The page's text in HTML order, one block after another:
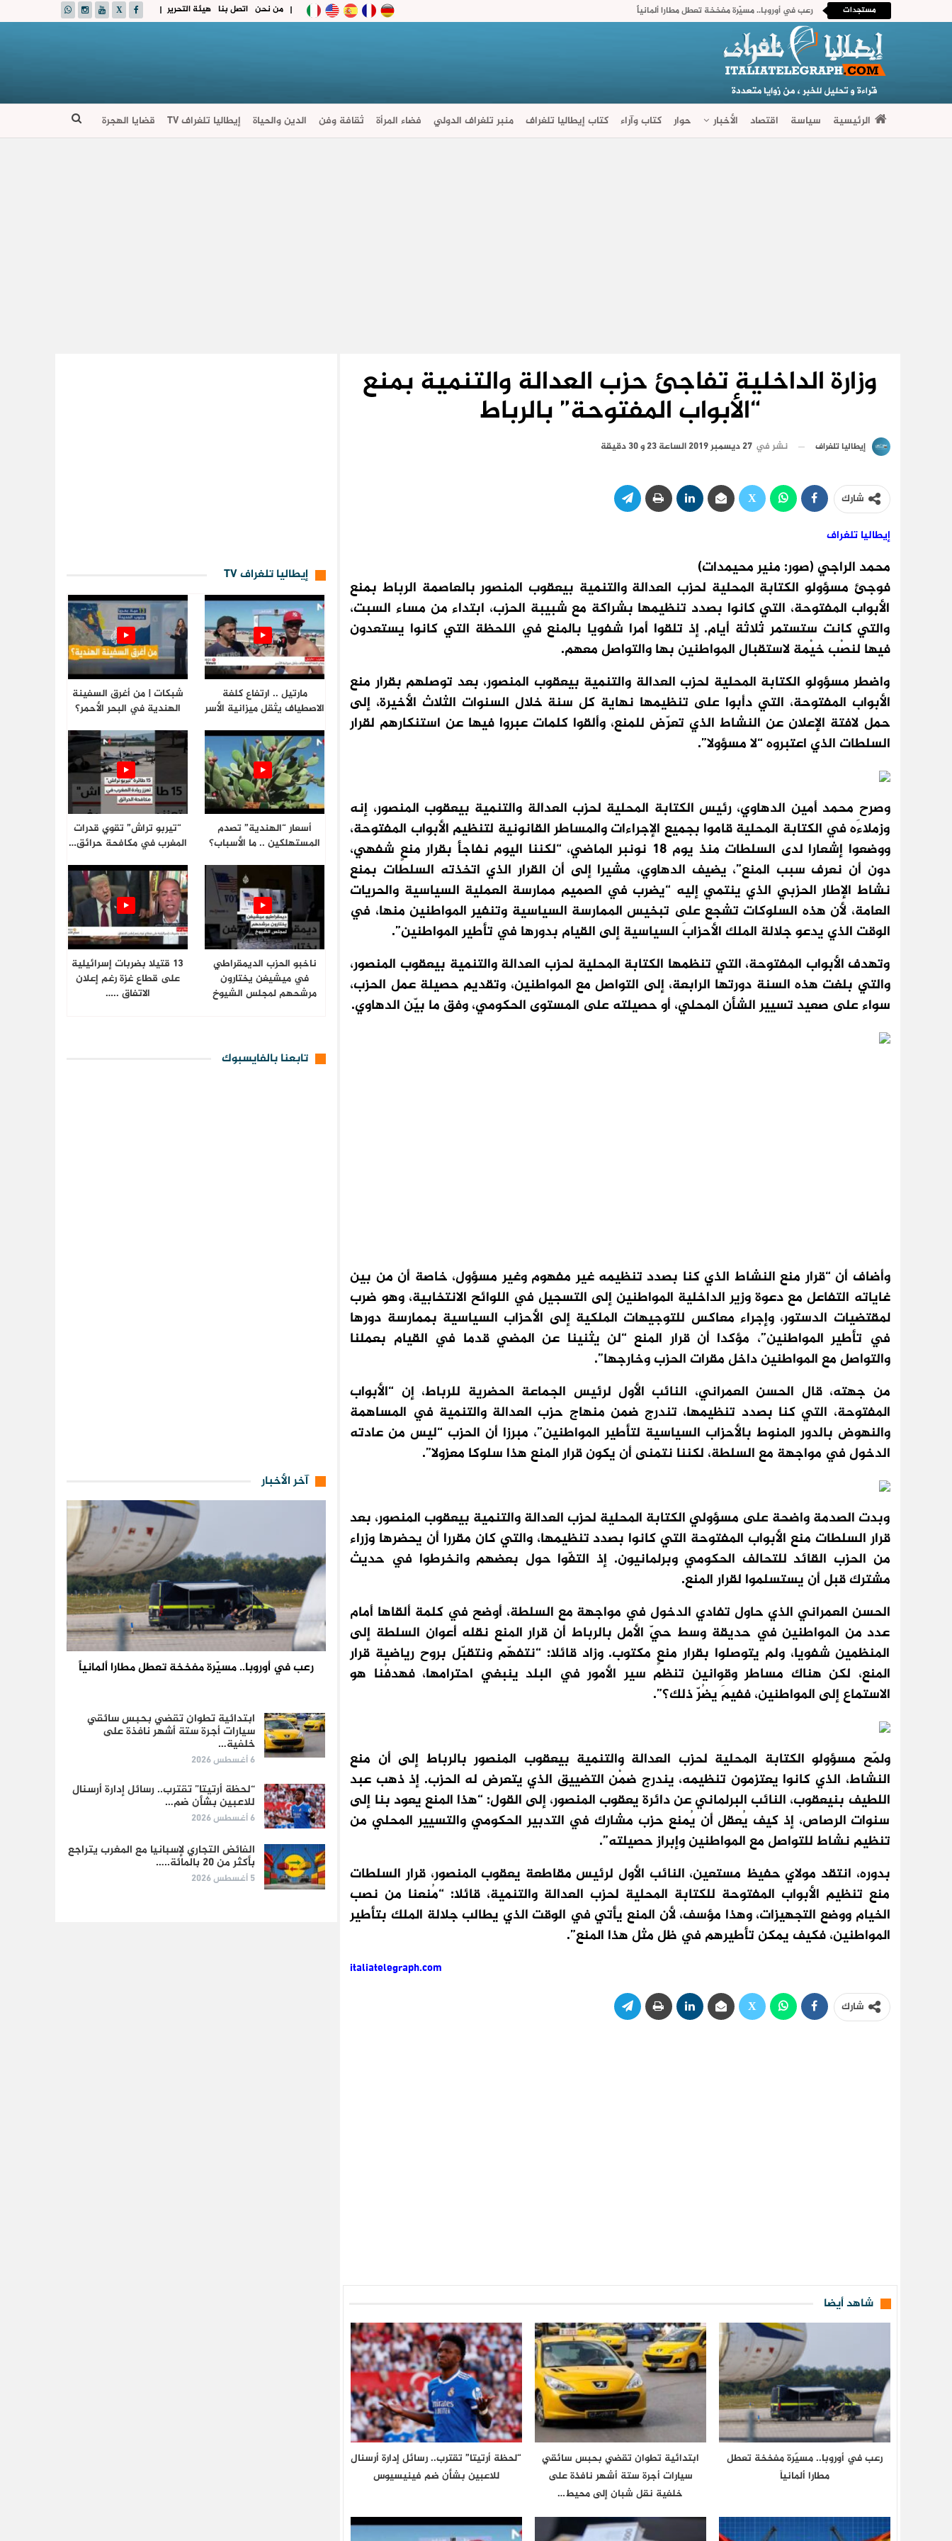
| هيئة التحرير اتصل بنا من نحن | مستجدات رعب في أوروبا.. مسيّرة مفخخة تعطل مطارا ألمانياً
الرئيسية سياسة اقتصاد الأخبار حوار كتاب وآراء كتاب إيطاليا تلغراف منبر تلغراف الدولي فضاء المرأة ثقافة وفن الدين والحياة إيطاليا تلغراف TV قضايا الهجرة
وزارة الداخلية تفاجئ حزب العدالة والتنمية بمنع
“الأبواب المفتوحة” بالرباط
إيطاليا تلغراف نشر في 27 ديسمبر 2019 الساعة 23 و 30 دقيقة
شارك
إيطاليا تلغراف
محمد الراجي (صور: منير محيمدات)
فوجئ مسؤولو الكتابة المحلية لحزب العدالة والتنمية بيعقوب المنصور بالعاصمة الرباط بمنع
الأبواب المفتوحة، التي كانوا بصدد تنظيمها بشراكة مع شبيبة الحزب، ابتداء من مساء السبت،
والتي كانت ستستمر ثلاثة أيام. إذ تلقوا أمرا شفويا بالمنع في اللحظة التي كانوا يستعدون
فيها لنصْب خيْمة لاستقبال المواطنين بها والتواصل معهم.
واضطر مسؤولو الكتابة المحلية لحزب العدالة والتنمية بيعقوب المنصور، بعد توصلهم بقرار منع
الأبواب المفتوحة، التي دأبوا على تنظيمها نهاية كل سنة خلال السنوات الثلاث الأخيرة، إلى
حمل لافتة الإعلان عن النشاط الذي تعرّض للمنع، وألقوا كلمات عبروا فيها عن استنكارهم لقرار
السلطات الذي اعتبروه “لا مسؤولا”.
وصرح محمد أمين الدهاوي، رئيس الكتابة المحلية لحزب العدالة والتنمية بيعقوب المنصور، إنه
وزملاءَه في الكتابة المحلية قاموا بجميع الإجراءات والمساطر القانونية لتنظيم الأبواب المفتوحة،
ووضعوا إشعارا لدى السلطات منذ يوم 18 نونبر الماضي، “لكننا اليوم نفاجأ بقرار منعٍ شفهي،
دون أن نعرف سبب المنع”، يضيف الدهاوي، مشيرا إلى أن القرار الذي اتخذته السلطات بمنع
نشاط الإطار الحزبي الذي ينتمي إليه “يضرب في الصميم ممارسة العملية السياسية والحريات
العامة، لأن هذه السلوكات تشجع على تبخيس الممارسة السياسية وتنفير المواطنين منها، في
الوقت الذي يدعو جلالة الملك الأحزابَ السياسية إلى القيام بدورها في تأطير المواطنين”.
وتهدف الأبواب المفتوحة، التي تنظمها الكتابة المحلية لحزب العدالة والتنمية بيعقوب المنصور،
والتي بلغت هذه السنة دورتها الرابعة، إلى التواصل مع المواطنين، وتقديم حصيلة عمل الحزب،
سواء على صعيد تسيير الشأن المحلي، أو حصيلته على المستوى الحكومي، وفق ما بيّن الدهاوي.
وأضاف أن “قرار منع النشاط الذي كنا بصدد تنظيمه غير مفهوم وغير مسؤول، خاصة أن من بين
غاياته التفاعل مع دعوة وزير الداخلية المواطنين إلى التسجيل في اللوائح الانتخابية، وهو ضرب
لمقتضيات الدستور، وإجراء معاكس للتوجيهات الملكية إلى الأحزاب السياسية بممارسة دورها
في تأطير المواطنين”، مؤكدا أن قرار المنع “لن يثنينا عن المضي قدما في القيام بعملنا
والتواصل مع المواطنين داخل مقرات الحزب وخارجها”.
من جهته، قال الحسن العمراني، النائب الأول لرئيس الجماعة الحضرية للرباط، إن “الأبواب
المفتوحة، التي كنا بصدد تنظيمها، تندرج ضمن منهاج حزب العدالة والتنمية في المساهمة
والنهوض بالدور المنوط بالأحزاب السياسية لتأطير المواطنين”، مبرزا أن الحزب “ليس من عادته
الدخول في مواجهة مع السلطة، لكننا نتمنى أن يكون قرار المنع هذا سلوكا معزولا”.
وبدت الصدمة واضحة على مسؤولي الكتابة المحلية لحزب العدالة والتنمية بيعقوب المنصور، بعد
قرار السلطات منع الأبواب المفتوحة التي كانوا بصدد تنظيمها، والتي كان مقررا أن يحضرها وزراء
من الحزب القائد للتحالف الحكومي وبرلمانيون. إذ التفّوا حول بعضهم وانخرطوا في حديث
مشترك قبل أن يستسلموا لقرار المنع.
الحسن العمراني الذي حاول تفادي الدخول في مواجهة مع السلطة، أوضح في كلمة ألقاها أمام
عدد من المواطنين في حديقة وسط حيّ الأمل بالرباط أن قرار المنع نقله أعوان السلطة إلى
المنظمين شفويا، ولم يتوصلوا بقرار منعٍ مكتوب. وزاد قائلا: “نتفهّم ونتقبّل بروح رياضية قرار
المنع، لكن هناك مساطر وقوانين تنظم سير الأمور في البلد ينبغي احترامها، فهدفُنا هو
الاستماع إلى المواطنين، ففيمَ يضُرّ ذلك؟”.
ولمّح مسؤولو الكتابة المحلية لحزب العدالة والتنمية بيعقوب المنصور بالرباط إلى أن منع
النشاط، الذي كانوا يعتزمون تنظيمه، يندرج ضمْن التضييق الذي يتعرض له الحزب. إذ ذهب عبد
اللطيف بنيعقوب، النائب البرلماني عن دائرة يعقوب المنصور، إلى القول: “هذا المنع يعود بنا إلى
سنوات الرصاص، إذ كيف يُعقل أن يُمنع حزب مشارك في التدبير الحكومي والتسيير المحلي من
تنظيم نشاط للتواصل مع المواطنين وإبراز حصيلته”.
بدوره، انتقد مولاي حفيظ مستعين، النائب الأول لرئيس مقاطعة يعقوب المنصور، قرار السلطات
منع تنظيم الأبواب المفتوحة للكتابة المحلية لحزب العدالة والتنمية، قائلا: “مُنعنا من نصب
الخيام ووضع التجهيزات، وهذا مؤسف، لأن المنع يأتي في الوقت الذي يطالب جلالة الملك بتأطير
المواطنين، فكيف يمكن تأطيرهم في ظل مثل هذا المنع”.
italiatelegraph.com
شارك
شاهد أيضا
رعب في أوروبا.. مسيّرة مفخخة تعطل
مطارا ألمانياً
ابتدائية تطوان تقضي بحبس سائقي
سيارات أجرة ستة أشهر نافذة على
خلفية نقل شبان إلى محيط…
“لحظة أرتيتا” تقترب.. رسائل إدارة أرسنال
للاعبين بشأن ضم فينيسيوس
إيطاليا تلغراف TV
مارتيل .. ارتفاع كلفة
الاصطياف يثقل ميزانية الأسر
شبكات | من أغرق السفينة
الهندية في البحر الأحمر؟
أسعار “الهندية” تصدم
المستهلكين .. ما الأسباب؟
“تيربو تراش” تقوي قدرات
المغرب في مكافحة حرائق…
ناخبو الحزب الديمقراطي
في ميشيغن يختارون
مرشحهم لمجلس الشيوخ
13 قتيلا بضربات إسرائيلية
على قطاع غزة رغم إعلان
الاتفاق ..…
تابعنا بالفايسبوك
آخر الأخبار
رعب في أوروبا.. مسيّرة مفخخة تعطل مطارا ألمانياً
ابتدائية تطوان تقضي بحبس سائقي
سيارات أجرة ستة أشهر نافذة على
خلفية…
6 أغسطس 2026
“لحظة أرتيتا” تقترب.. رسائل إدارة أرسنال
للاعبين بشأن ضم…
6 أغسطس 2026
الفائض التجاري لإسبانيا مع المغرب يتراجع
بأكثر من 20 بالمائة..…
5 أغسطس 2026